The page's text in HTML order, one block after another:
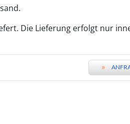
Die Lieferung erfolgt nur
»